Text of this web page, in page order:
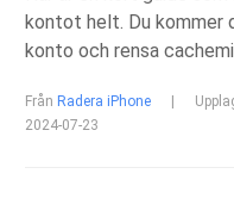
kontot helt. Du kommer
konto och rensa
Från Radera iPhone
2024-07-23